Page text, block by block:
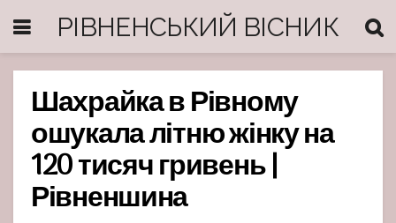
РІВНЕНСЬКИЙ ВІСНИК
Шахрайка в Рівному
ошукала літню жінку на
120 тисяч гривень |
Рівненшина